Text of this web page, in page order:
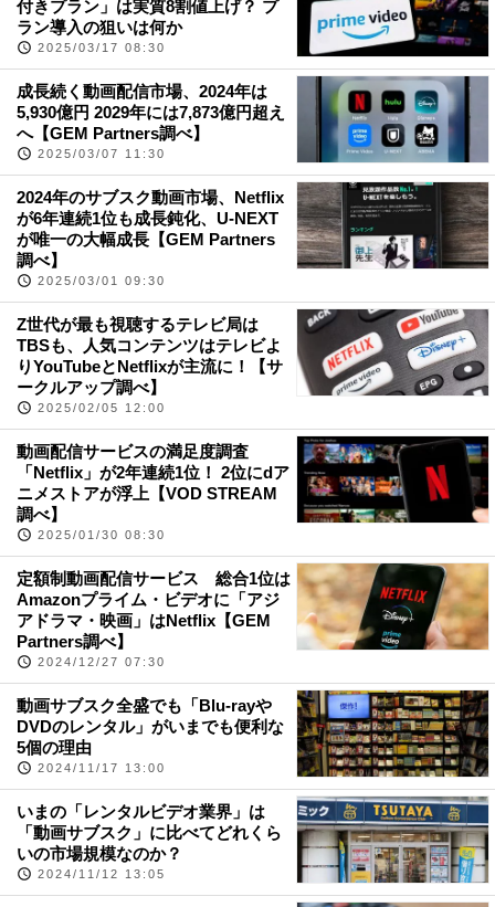
付きプラン」は実質8割値上げ？ プ
ラン導入の狙いは何か
2025/03/17 08:30
成長続く動画配信市場、2024年は
5,930億円 2029年には7,873億円超え
へ【GEM Partners調べ】
2025/03/07 11:30
2024年のサブスク動画市場、Netflix
が6年連続1位も成長鈍化、U-NEXT
が唯一の大幅成長【GEM Partners
調べ】
2025/03/01 09:30
Z世代が最も視聴するテレビ局は
TBSも、人気コンテンツはテレビよ
りYouTubeとNetflixが主流に！【サ
ークルアップ調べ】
2025/02/05 12:00
動画配信サービスの満足度調査
「Netflix」が2年連続1位！ 2位にdア
ニメストアが浮上【VOD STREAM
調べ】
2025/01/30 08:30
定額制動画配信サービス 総合1位は
Amazonプライム・ビデオに「アジ
アドラマ・映画」はNetflix【GEM
Partners調べ】
2024/12/27 07:30
動画サブスク全盛でも「Blu-rayや
DVDのレンタル」がいまでも便利な
5個の理由
2024/11/17 13:00
いまの「レンタルビデオ業界」は
「動画サブスク」に比べてどれくら
いの市場規模なのか？
2024/11/12 13:05